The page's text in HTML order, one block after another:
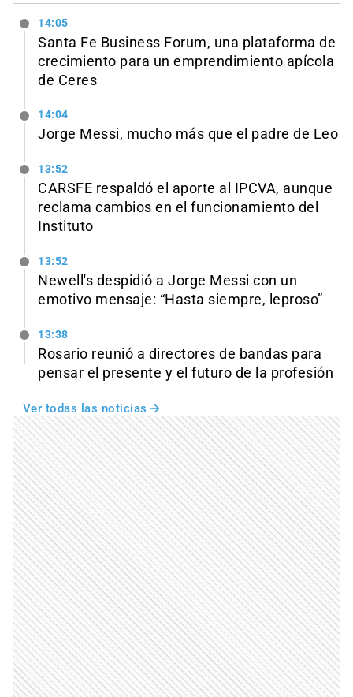
14:05
Santa Fe Business Forum, una plataforma de
crecimiento para un emprendimiento apícola
de Ceres
14:04
Jorge Messi, mucho más que el padre de Leo
13:52
CARSFE respaldó el aporte al IPCVA, aunque
reclama cambios en el funcionamiento del
Instituto
13:52
Newell's despidió a Jorge Messi con un
emotivo mensaje: “Hasta siempre, leproso”
13:38
Rosario reunió a directores de bandas para
pensar el presente y el futuro de la profesión
Ver todas las noticias